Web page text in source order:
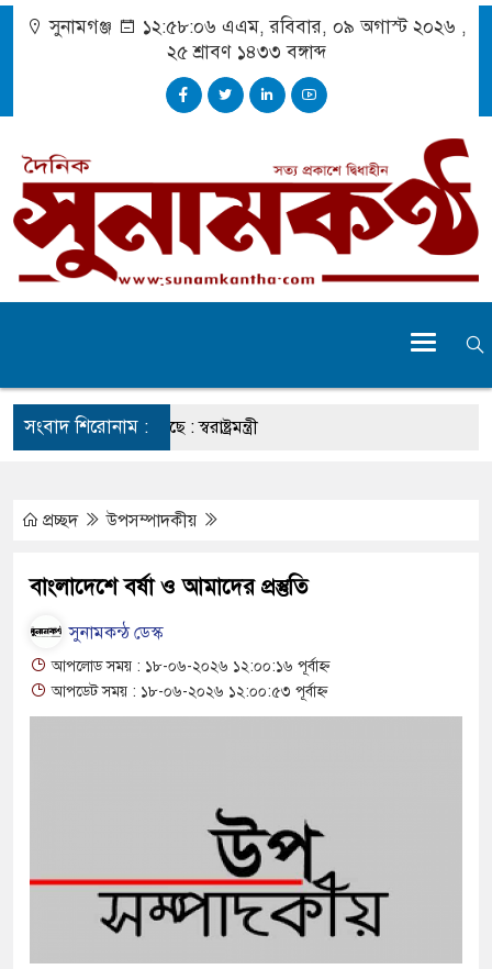
সুনামগঞ্জ ১২:৫৮:০৭ এএম, রবিবার, ০৯ অগাস্ট ২০২৬ ,
২৫ শ্রাবণ ১৪৩৩ বঙ্গাব্দ
সংবাদ শিরোনাম :
কি দেখা গেছে : স্বরাষ্ট্রমন্ত্রী
ভবনে পাঠদান
লোডশেডিং, ক্ষুব্ধ গ্রাহক
আহতদের চিকিৎসা নিশ্চিতের নির্দেশ
: অস্তিত্ব সংকটে বাউসা-কেশবপুর গ্রাম
প্রচ্ছদ উপসম্পাদকীয়
বাংলাদেশে বর্ষা ও আমাদের প্রস্তুতি
সুনামকন্ঠ ডেস্ক
আপলোড সময় : ১৮-০৬-২০২৬ ১২:০০:১৬ পূর্বাহ্ন
আপডেট সময় : ১৮-০৬-২০২৬ ১২:০০:৫৩ পূর্বাহ্ন